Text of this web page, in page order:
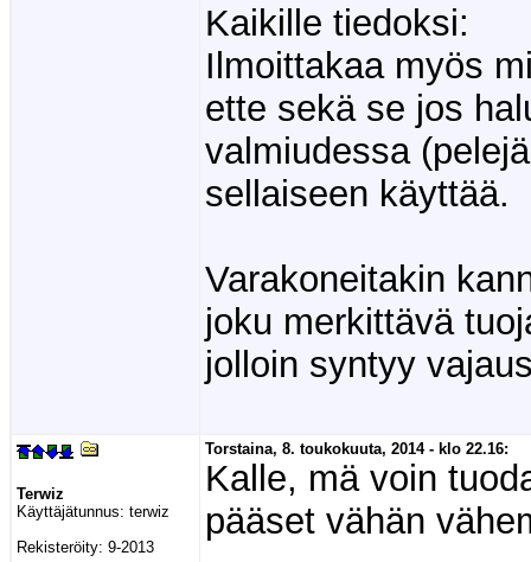
Kaikille tiedoksi:
Ilmoittakaa myös
ette sekä se jos
valmiudessa
sellaiseen käyttää.
Varakoneitakin
joku merkittävä
jolloin syntyy
Terwiz
Käyttäjätunnus: terwiz
Rekisteröity: 9-2013
Torstaina, 8. toukokuuta, 2014 - klo 22.16:
Kalle, mä voin
pääset vähän